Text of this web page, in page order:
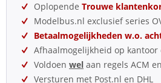
Oplopende Trouwe
Modelbus.nl exclusief series
Betaalmogelijkheden w.o.
Afhaalmogelijkheid op kantoor
Voldoen wel aan regels ACM
Versturen met Post.nl en DHL